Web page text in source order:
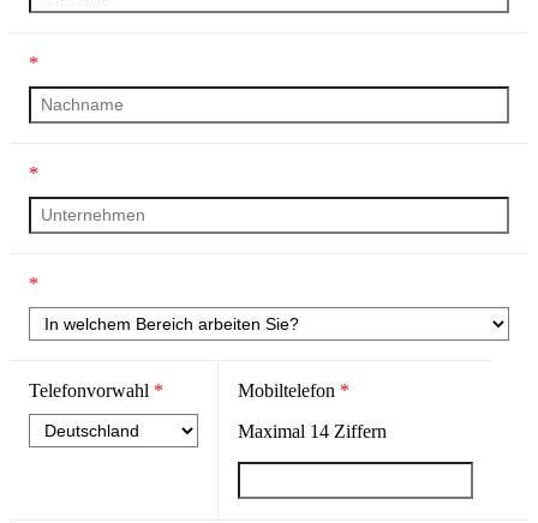
*
*
*
Telefonvorwahl * Mobiltelefon *
Maximal 14Ziffern